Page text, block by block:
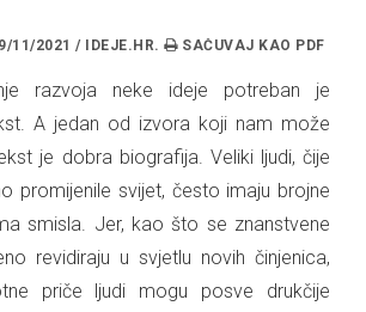
11/2021 / IDEJE.HR.
razvoja neke ideje potreban je
A jedan od izvora koji nam može
je dobra biografija. Veliki ljudi, čije
promijenile svijet, često imaju brojne
smisla. Jer, kao što se znanstvene
revidiraju u svjetlu novih činjenica,
priče ljudi mogu posve drukčije